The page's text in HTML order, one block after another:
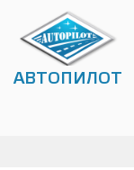
АВТОПИЛОТ
Контакты:
Адрес:
Чагинская